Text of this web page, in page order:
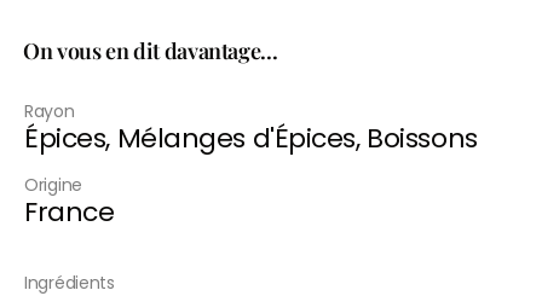
On vous en dit davantage...
Rayon
Épices, Mélanges d'Épices, Boissons
Origine
France
Ingrédients